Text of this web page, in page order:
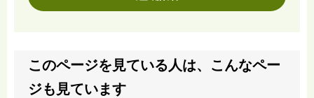
このページを見ている人は、こんなペー
ジも見ています